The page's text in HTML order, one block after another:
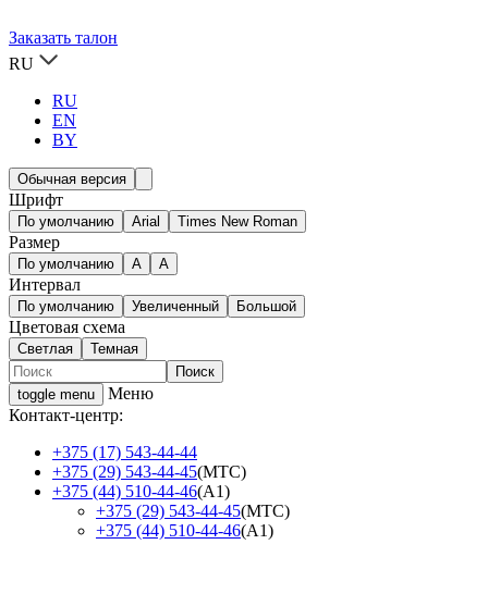
Заказать талон
RU
RU
EN
BY
Обычная версия
Шрифт
По умолчанию Arial Times New Roman
Размер
По умолчанию A A
Интервал
По умолчанию Увеличенный Большой
Цветовая схема
Светлая Темная
toggle menu
Меню
Контакт-центр:
+375 (17) 543-44-44
+375 (29) 543-44-45(МТС)
+375 (44) 510-44-46(А1)
+375 (29) 543-44-45(МТС)
+375 (44) 510-44-46(А1)